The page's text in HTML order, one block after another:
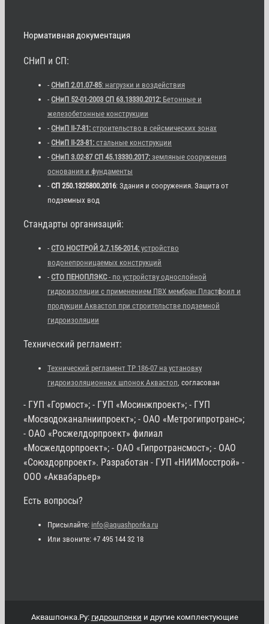
Нормативная документация
СНиП и СП:
- СНиП 2.01.07-85: нагрузки и воздействия
- СНиП 52-01-2003 СП 63.13330.2012: Бетонные и
железобетонные конструкции
- СНиП II-7-81: строительство в сейсмических зонах
- СНиП II-23-81: стальные конструкции
- СНиП 3.02-87 СП 45.13330.2017: земляные сооружения
основания и фундаменты
- СП 250.1325800.2016: Здания и сооружения. Защита от
подземных вод
Стандарты организаций:
- СТО НОСТРОЙ 2.7.156-2014: устройство
водонепроницаемых конструкций
- СТО ПЕНОПЛЭКС- по устройству однослойной
гидроизоляции с применением ПВХ мембран Пластфоил и
продукции Аквастоп при строительстве подземной
гидроизоляции
Технический регламент:
Технический регламент ТР 186-07 на установку
гидроизоляционных шпонок Аквастоп, согласован
- ГУП «Гормост»; - ГУП «Мосинжпроект»; - ГУП
«Мосводоканалниипроект»; - ОАО «Метрогипротранс»;
- ОАО «Росжелдорпроект» филиал
«Мосжелдорпроект»; - ОАО «Гипротрансмост»; - ОАО
«Союздорпроект». Разработан - ГУП «НИИМосстрой» -
ООО «Аквабарьер»
Есть вопросы?
Присылайте: info@aquashponka.ru
Или звоните: +7 495 144 32 18
Аквашпонка.Ру: гидрошпонки и другие комплектующие